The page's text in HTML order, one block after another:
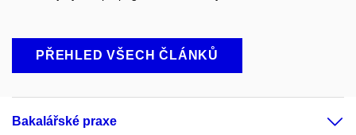
PŘEHLED VŠECH ČLÁNKŮ
Bakalářské praxe